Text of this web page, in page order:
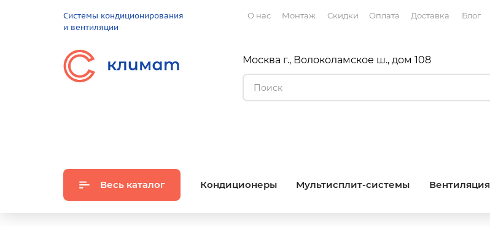
Системы кондиционирования
и вентиляции
О нас Монтаж Скидки Оплата Доставка Блог
Москва г., Волоколамское ш., дом 108
Весь каталог Кондиционеры Мультисплит-системы Вентиляция